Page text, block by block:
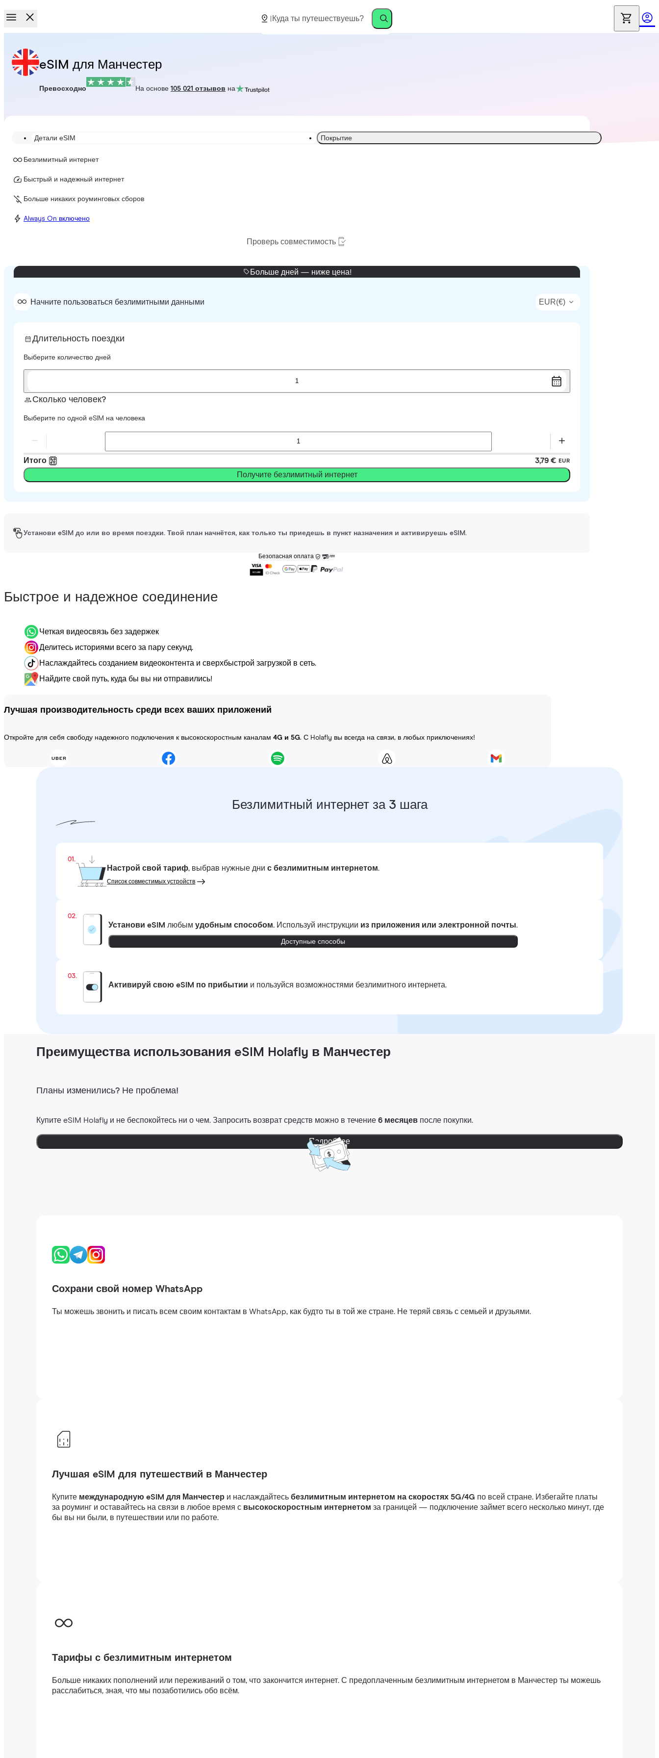
eSIM для Манчестер
Превосходно На основе 105 021 отзывов на
Детали eSIM Покрытие
Безлимитный интернет
Быстрый и надежный интернет
Больше никаких роуминговых сборов
Always On включено
Проверь совместимость
Больше дней — ниже цена!
Начните пользоваться безлимитными данными EUR(€)
Длительность поездки
Выберите количество дней
1
Сколько человек?
Выберите по одной eSIM на человека
Итого 3,79 € EUR
Получите безлимитный интернет
Установи eSIM до или во время поездки. Твой план начнётся, как только ты приедешь в пункт назначения и активируешь eSIM.
Безопасная оплата
Быстрое и надежное соединение
Четкая видеосвязь без задержек
Делитесь историями всего за пару секунд.
Наслаждайтесь созданием видеоконтента и сверхбыстрой загрузкой в сеть.
Найдите свой путь, куда бы вы ни отправились!
Лучшая производительность среди всех ваших приложений
Откройте для себя свободу надежного подключения к высокоскоростным каналам 4G и 5G. С Holafly вы всегда на связи, в любых приключениях!
Безлимитный интернет за 3 шага
01.
Настрой свой тариф, выбрав нужные днис безлимитным интернетом.
Список совместимых устройств
02.
Установи eSIM любымудобным способом. Используй инструкции из приложения или электронной почты.
Доступные способы
03.
Активируй свою eSIM по прибытии и пользуйся возможностями безлимитного интернета.
Преимущества использования eSIM Holafly в Манчестер
Планы изменились? Не проблема!
Купите eSIM Holafly и не беспокойтесь ни о чем. Запросить возврат средств можно в течение6 месяцев после покупки.
Подробнее
Сохрани свой номер WhatsApp
Ты можешь звонить и писать всем своим контактам в WhatsApp, как будто ты в той же стране. Не теряй связь с семьей и друзьями.
Лучшая eSIM для путешествий в Манчестер
Купите международную eSIM для Манчестер и наслаждайтесьбезлимитным интернетом на скоростях 5G/4G по всей стране. Избегайте платы
за роуминг и оставайтесь на связи в любое время с высокоскоростным интернетом за границей — подключение займет всего несколько минут, где
бы вы ни были, в путешествии или по работе.
Тарифы с безлимитным интернетом
Больше никаких пополнений или переживаний о том, что закончится интернет. С предоплаченным безлимитным интернетом в Манчестер ты можешь
расслабиться, зная, что мы позаботились обо всём.